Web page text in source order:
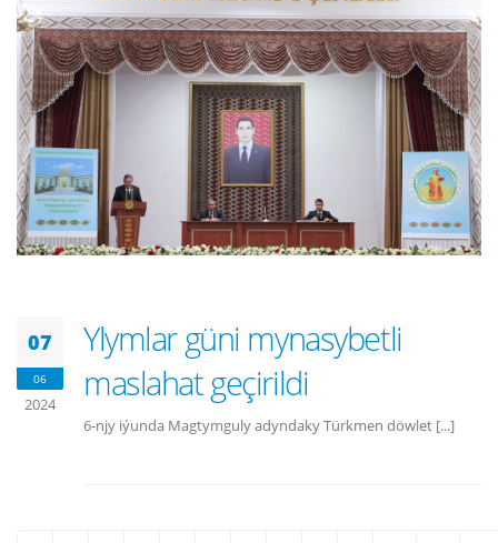
07
06
2024
Ylymlar güni mynasybetli
maslahat geçirildi
6-njy iýunda Magtymguly adyndaky Türkmen döwlet [...]